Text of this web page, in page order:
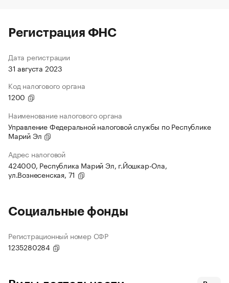
Регистрация ФНС
Дата регистрации
31 августа 2023
Код налогового органа
1200
Наименование налогового органа
Управление Федеральной налоговой службы по Республике
Марий Эл
Адрес налоговой
424000, Республика Марий Эл, г.Йошкар-Ола,
ул.Вознесенская, 71
Социальные фонды
Регистрационный номер СФР
1235280284